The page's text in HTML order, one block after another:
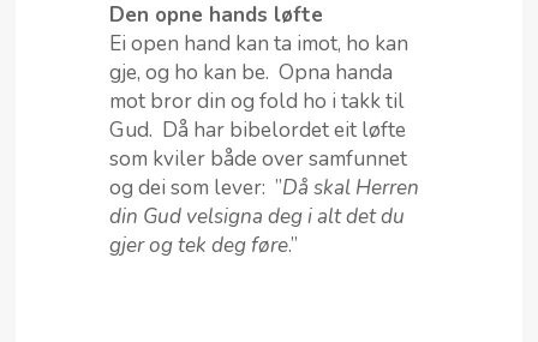
Den opne hands løfte
Ei open hand kan ta imot, ho kan
gje, og ho kan be. Opna handa
mot bror din og fold ho i takk til
Gud. Då har bibelordet eit løfte
som kviler både over samfunnet
og dei som lever: ”Då skal Herren
din Gud velsigna deg i alt det du
gjer og tek deg føre.”